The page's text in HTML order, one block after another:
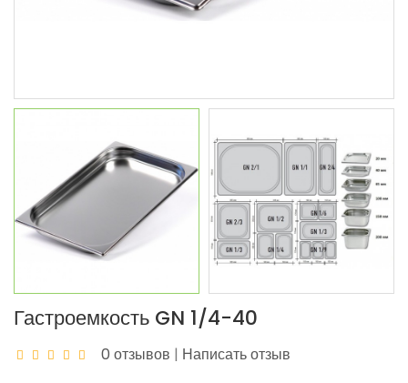
Гастроемкость GN 1/4-40
0 отзывов | Написать отзыв